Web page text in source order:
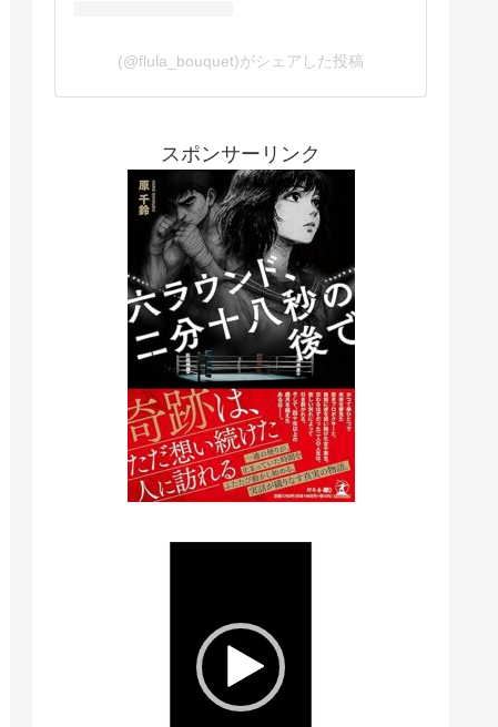
(@flula_bouquet)がシェアした投稿
スポンサーリンク
レ
ー
ヤ